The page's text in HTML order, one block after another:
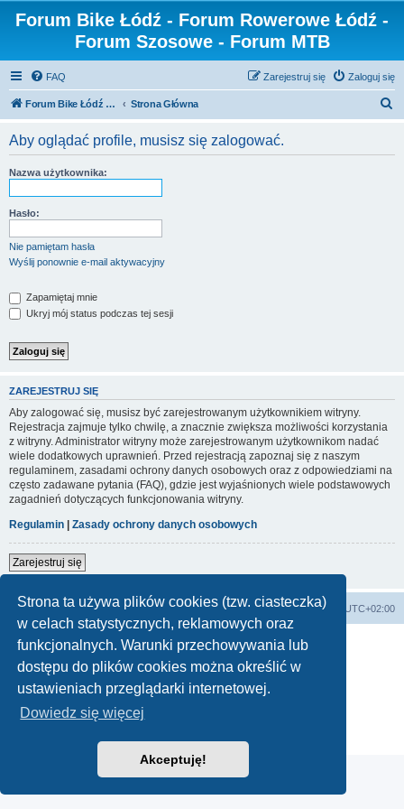
Strona ta używa plików cookies (tzw. ciasteczka)
w celach statystycznych, reklamowych oraz
funkcjonalnych. Warunki przechowywania lub
dostępu do plików cookies można określić w
ustawieniach przeglądarki internetowej.
Dowiedz się więcej
Akceptuję!
Forum Bike Łódź - Forum Rowerowe Łódź -
Forum Szosowe - Forum MTB
FAQ Zaloguj się
Zarejestruj się
Forum Bike Łódź - Forum Rowerowe Łódź - Forum Szosowe - Forum MTB Strona Główna
Aby oglądać profile, musisz się zalogować.
Nazwa użytkownika:
Hasło:
Nie pamiętam hasła
Wyślij ponownie e-mail aktywacyjny
Zapamiętaj mnie
Ukryj mój status podczas tej sesji
ZAREJESTRUJ SIĘ
Aby zalogować się, musisz być zarejestrowanym użytkownikiem witryny.
Rejestracja zajmuje tylko chwilę, a znacznie zwiększa możliwości korzystania
z witryny. Administrator witryny może zarejestrowanym użytkownikom nadać
wiele dodatkowych uprawnień. Przed rejestracją zapoznaj się z naszym
regulaminem, zasadami ochrony danych osobowych oraz z odpowiedziami na
często zadawane pytania (FAQ), gdzie jest wyjaśnionych wiele podstawowych
zagadnień dotyczących funkcjonowania witryny.
Regulamin | Zasady ochrony danych osobowych
Zarejestruj się
Forum Bike Łódź - Forum Rowerowe Łódź - Forum Szosowe - Forum MTB Strona Główna Strefa czasowa UTC+02:00
Linki partnerskie: strony www lodz ,Fotografia Analogowa
Polski pakiet językowy dostarcza